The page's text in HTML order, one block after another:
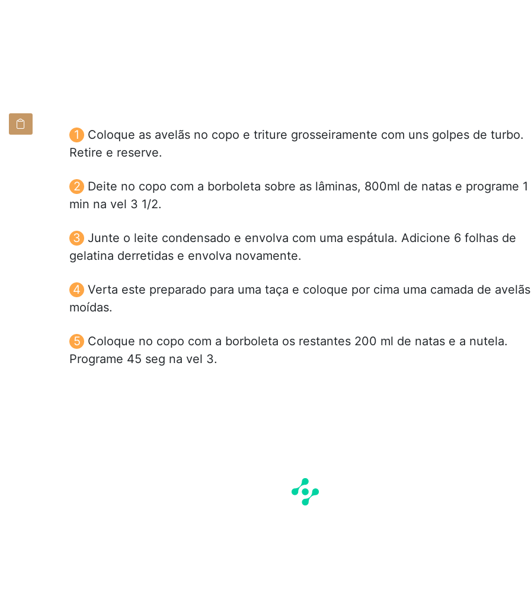
Coloque as avelãs no copo e triture grosseiramente com uns golpes de turbo.
Retire e reserve.
Deite no copo com a borboleta sobre as lâminas, 800ml de natas e programe 1
min na vel 3 1/2.
Junte o leite condensado e envolva com uma espátula. Adicione 6 folhas de
gelatina derretidas e envolva novamente.
Verta este preparado para uma taça e coloque por cima uma camada de avelãs
moídas.
Coloque no copo com a borboleta os restantes 200 ml de natas e a nutela.
Programe 45 seg na vel 3.